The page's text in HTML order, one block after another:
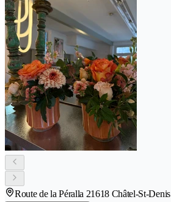
Route de la Péralla 21618 Châtel-St-Denis